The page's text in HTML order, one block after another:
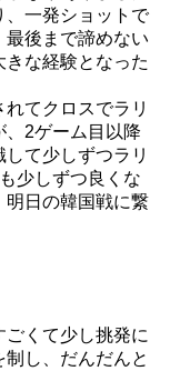
、一発ショットで
最後まで諦めない
な経験となった
てクロスでラリ
、2ゲーム目以降
て少しずつラリ
少しずつ良くな
明日の韓国戦に繋
くて少し挑発に
し、だんだんと